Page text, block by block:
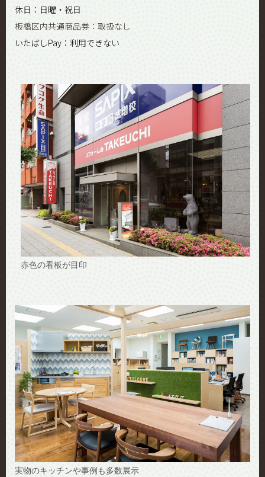
休日：日曜・祝日
板橋区内共通商品券：取扱なし
いたばしPay：利用できない
赤色の看板が目印
実物のキッチンや事例も多数展示